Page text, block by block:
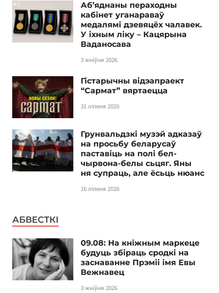
Аб’яднаны пераходны
кабінет уганараваў
медалямі дзевяцёх чалавек.
У іхным ліку – Кацярына
Ваданосава
3 жніўня 2026
Гістарычны відэапраект
“Сармат” вяртаецца
31 ліпеня 2026
Грунвальдзкі музэй адказаў
на просьбу беларусаў
паставіць на полі бел-
чырвона-белы сьцяг. Яны
ня супраць, але ёсьць нюанс
16 ліпеня 2026
АБВЕСТКІ
09.08: На кніжным маркеце
будуць збіраць сродкі на
заснаванне Прэміі імя Евы
Вежнавец
3 жніўня 2026